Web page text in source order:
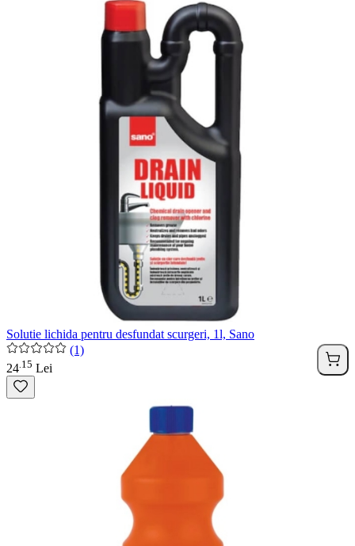
Solutie lichida pentru desfundat scurgeri, 1l, Sano
(1)
24 15 Lei